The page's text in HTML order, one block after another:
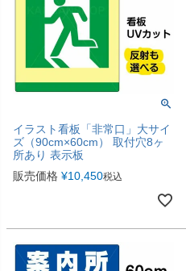
イラスト看板「非常口」大サイ
ズ（90cm×60cm） 取付穴8ヶ
所あり 表示板
販売価格 ¥10,450税込